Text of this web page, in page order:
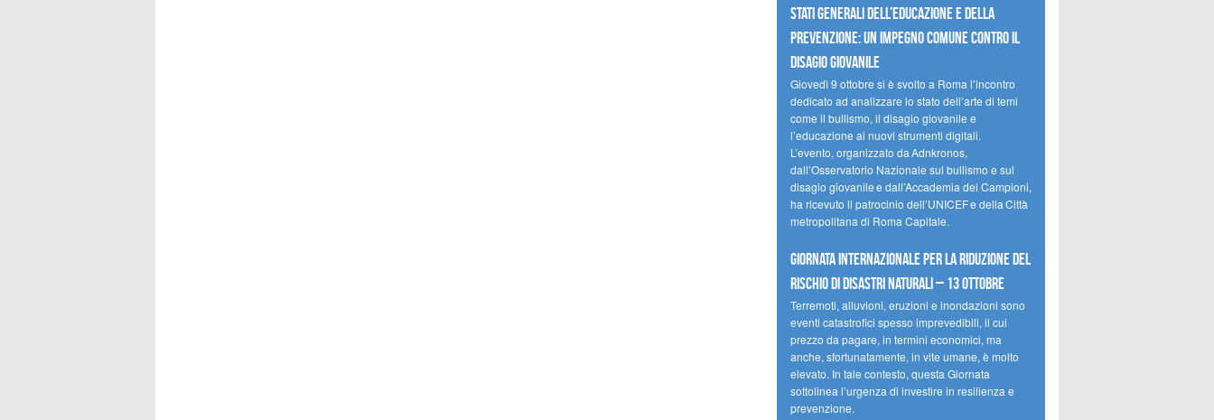
Stati Generali dell’Educazione e della
Prevenzione: un impegno comune contro il
disagio giovanile
Giovedì 9 ottobre si è svolto a Roma l’incontro
dedicato ad analizzare lo stato dell’arte di temi
come il bullismo, il disagio giovanile e
l’educazione ai nuovi strumenti digitali.
L’evento, organizzato da Adnkronos,
dall’Osservatorio Nazionale sul bullismo e sul
disagio giovanile e dall’Accademia dei Campioni,
ha ricevuto il patrocinio dell’UNICEF e della Città
metropolitana di Roma Capitale.
Giornata internazionale per la riduzione del
rischio di disastri naturali – 13 ottobre
Terremoti, alluvioni, eruzioni e inondazioni sono
eventi catastrofici spesso imprevedibili, il cui
prezzo da pagare, in termini economici, ma
anche, sfortunatamente, in vite umane, è molto
elevato. In tale contesto, questa Giornata
sottolinea l’urgenza di investire in resilienza e
prevenzione.